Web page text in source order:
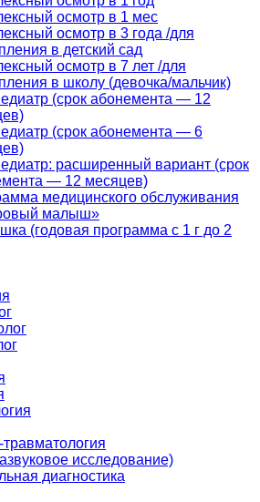
осмотр в 1 мес
осмотр в 3 года /для
в детский сад
осмотр в 7 лет /для
в школу (девочка/мальчик)
(срок абонемента — 12
(срок абонемента — 6
расширенный вариант (срок
— 12 месяцев)
медицинского обслуживания
малыш»
(годовая программа с 1 г до 2
исследование)
диагностика